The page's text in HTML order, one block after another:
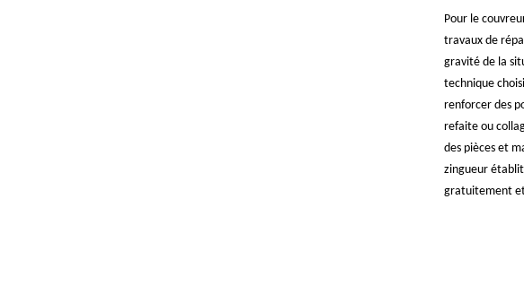
Pour le
travaux de
gravité de la
technique
renforcer des
refaite ou
des pièces et
zingueur
gratuitement